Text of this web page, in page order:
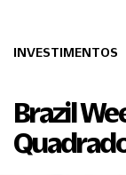
INVESTIMENTOS
Brazil